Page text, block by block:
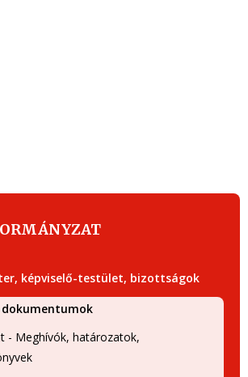
képviselő-testület, bizottságok
dokumentumok
- Meghívók, határozatok,